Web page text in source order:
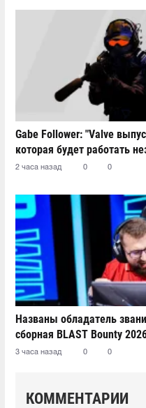
Gabe Follower: "Valve
которая будет работать
2 часа назад 0 0
Названы обладатель
сборная BLAST Bounty
3 часа назад 0 0
КОММЕНТАРИИ